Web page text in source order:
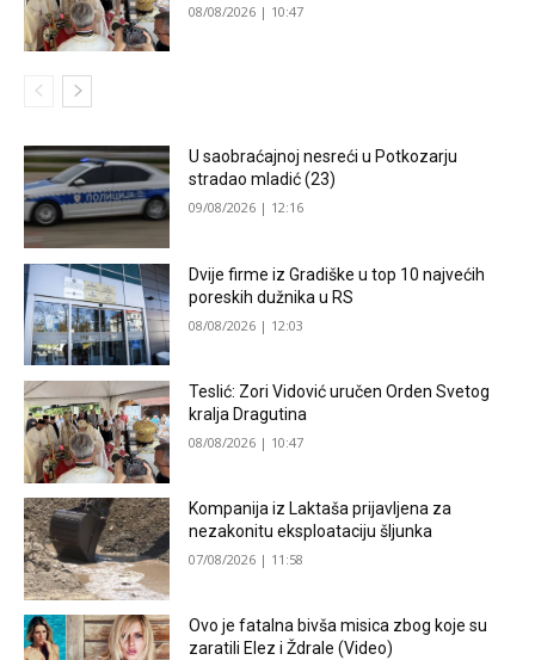
08/08/2026 | 10:47
U saobraćajnoj nesreći u Potkozarju
stradao mladić (23)
09/08/2026 | 12:16
Dvije firme iz Gradiške u top 10 najvećih
poreskih dužnika u RS
08/08/2026 | 12:03
Teslić: Zori Vidović uručen Orden Svetog
kralja Dragutina
08/08/2026 | 10:47
Kompanija iz Laktaša prijavljena za
nezakonitu eksploataciju šljunka
07/08/2026 | 11:58
Ovo je fatalna bivša misica zbog koje su
zaratili Elez i Ždrale (Video)